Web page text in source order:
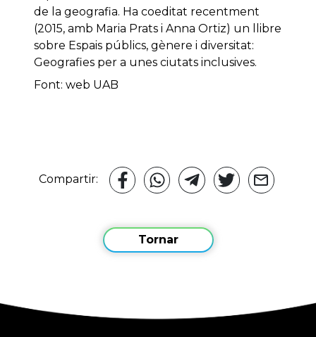
de la geografia. Ha coeditat recentment
(2015, amb Maria Prats i Anna Ortiz) un llibre
sobre Espais públics, gènere i diversitat:
Geografies per a unes ciutats inclusives.
Font: web UAB
Compartir:
Tornar